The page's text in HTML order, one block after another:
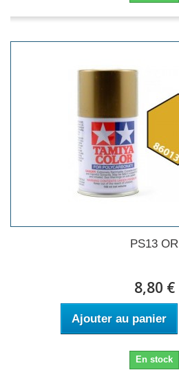
PS13 OR
8,80 €
Ajouter au panier
En stock